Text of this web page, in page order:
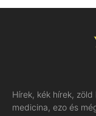
Hírek, kék hírek,
medicina, ezo és